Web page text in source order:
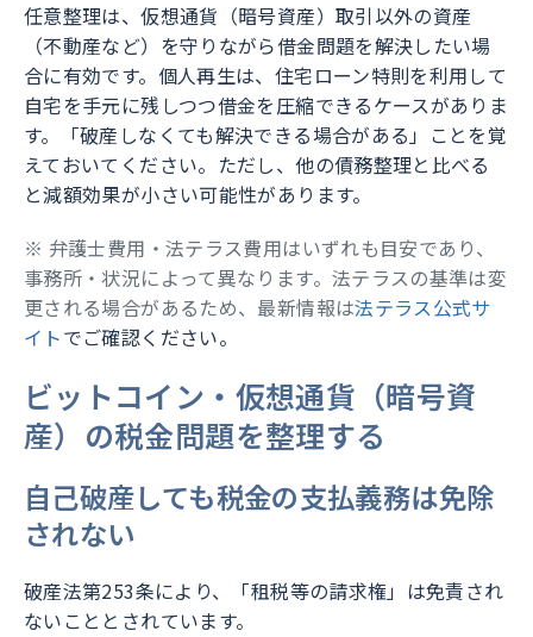
任意整理は、仮想通貨（暗号資産）取引以外の資産
（不動産など）を守りながら借金問題を解決したい場
合に有効です。個人再生は、住宅ローン特則を利用して
自宅を手元に残しつつ借金を圧縮できるケースがありま
す。「破産しなくても解決できる場合がある」ことを覚
えておいてください。ただし、他の債務整理と比べる
と減額効果が小さい可能性があります。
※ 弁護士費用・法テラス費用はいずれも目安であり、
事務所・状況によって異なります。法テラスの基準は変
更される場合があるため、最新情報は法テラス公式サ
イトでご確認ください。
ビットコイン・仮想通貨（暗号資
産）の税金問題を整理する
自己破産しても税金の支払義務は免除
されない
破産法第253条により、「租税等の請求権」は免責され
ないこととされています。